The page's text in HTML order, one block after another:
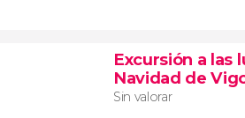
Excursión a las
Navidad de
Sin valorar